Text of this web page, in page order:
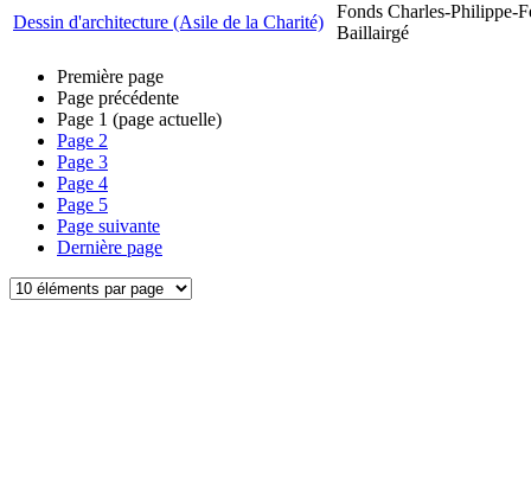
Dessin d'architecture (Asile de la Charité)
Fonds Charles-Philippe-
Baillairgé
Première page
Page précédente
Page 1 (page actuelle)
Page 2
Page 3
Page 4
Page 5
Page suivante
Dernière page